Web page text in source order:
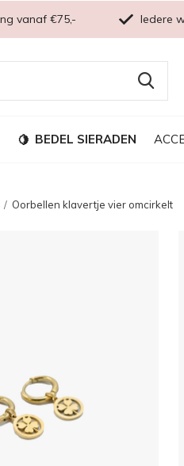
BEDEL SIERADEN
vanaf €75,- Iedere
Oorbellen klavertje vier omcirkelt